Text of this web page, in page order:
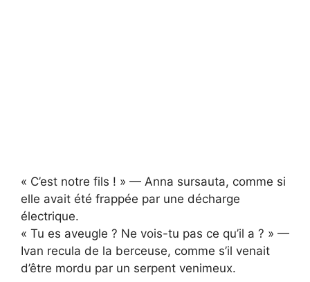
« C’est notre fils ! » — Anna sursauta, comme si
elle avait été frappée par une décharge
électrique.
« Tu es aveugle ? Ne vois-tu pas ce qu’il a ? » —
Ivan recula de la berceuse, comme s’il venait
d’être mordu par un serpent venimeux.